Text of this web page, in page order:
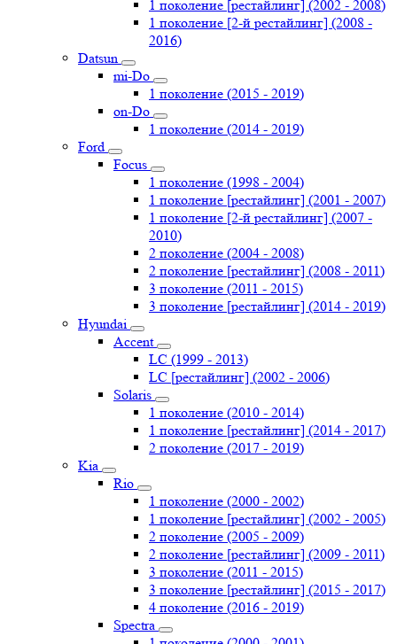
1 поколение [рестайлинг] (2002 - 2008)
1 поколение [2-й рестайлинг] (2008 -
2016)
Datsun
mi-Do
1 поколение (2015 - 2019)
on-Do
1 поколение (2014 - 2019)
Ford
Focus
1 поколение (1998 - 2004)
1 поколение [рестайлинг] (2001 - 2007)
1 поколение [2-й рестайлинг] (2007 -
2010)
2 поколение (2004 - 2008)
2 поколение [рестайлинг] (2008 - 2011)
3 поколение (2011 - 2015)
3 поколение [рестайлинг] (2014 - 2019)
Hyundai
Accent
LC (1999 - 2013)
LC [рестайлинг] (2002 - 2006)
Solaris
1 поколение (2010 - 2014)
1 поколение [рестайлинг] (2014 - 2017)
2 поколение (2017 - 2019)
Kia
Rio
1 поколение (2000 - 2002)
1 поколение [рестайлинг] (2002 - 2005)
2 поколение (2005 - 2009)
2 поколение [рестайлинг] (2009 - 2011)
3 поколение (2011 - 2015)
3 поколение [рестайлинг] (2015 - 2017)
4 поколение (2016 - 2019)
Spectra